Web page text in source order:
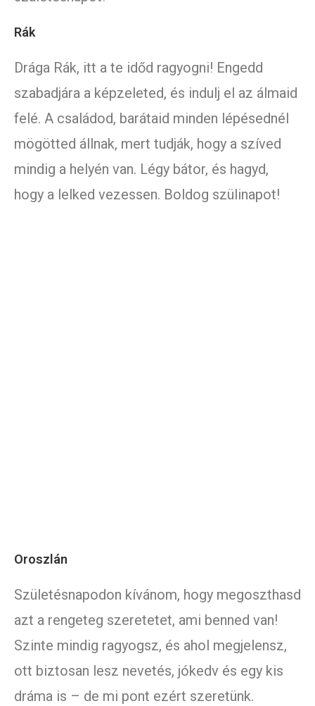
Rák
Drága Rák, itt a te időd ragyogni! Engedd
szabadjára a képzeleted, és indulj el az álmaid
felé. A családod, barátaid minden lépésednél
mögötted állnak, mert tudják, hogy a szíved
mindig a helyén van. Légy bátor, és hagyd,
hogy a lelked vezessen. Boldog szülinapot!
Oroszlán
Születésnapodon kívánom, hogy megoszthasd
azt a rengeteg szeretetet, ami benned van!
Szinte mindig ragyogsz, és ahol megjelensz,
ott biztosan lesz nevetés, jókedv és egy kis
dráma is – de mi pont ezért szeretünk.